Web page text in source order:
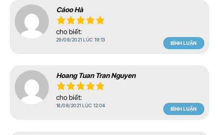
Cáoo Hà
cho biết:
29/08/2021 LÚC 19:13
BÌNH LUẬN
Hoang Tuan Tran Nguyen
cho biết:
18/08/2021 LÚC 12:04
BÌNH LUẬN